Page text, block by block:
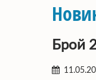
Брой